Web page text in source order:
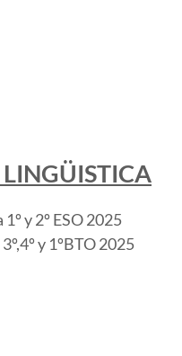
y 2º ESO 2025
y 1ºBTO 2025